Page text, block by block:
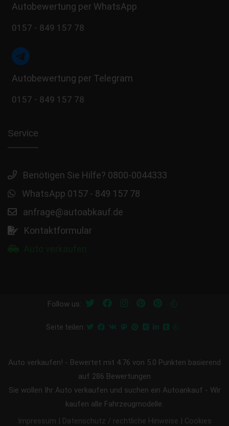
Autobewertung per WhatsApp
0157 - 849 157 78
Autobewertung per Telegram
0157 - 849 157 78
Service
Benötigen Sie Hilfe? 0800-0044333
WhatsApp 0157 - 849 157 78
anfrage@autoabkauf.de
Kontaktformular
Follow us:
Seite teilen:
Auto verkaufen! - Bewertet mit 4.76 von 5.0 Punkten basierend
auf 286 Bewertungen
Sie wollen Ihr Auto verkaufen und suchen ein Autoankauf - Wir
kaufen alle Fahrzeugmodelle.
Impressum | Datenschutz / rechtliche Hinweise | Cookies